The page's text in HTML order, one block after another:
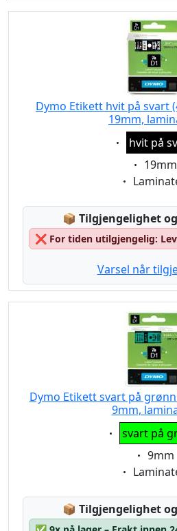
Dymo Etikett hvit på svart
19mm,
Eigenschaft:
hvit på
19mm
📦 Lagerstatus:
Tilgjengelighet
❌ For tiden utilgjengelig:
Varsel når
Dymo Etikett svart på grønn
9mm,
Eigenschaft:
svart på
9mm
📦 Lagerstatus:
Tilgjengelighet